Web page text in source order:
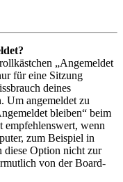
„Angemeldet
für eine Sitzung
deines
Um angemeldet zu
bleiben“ beim
empfehlenswert, wenn
zum Beispiel in
diese Option nicht zur
von der Board-